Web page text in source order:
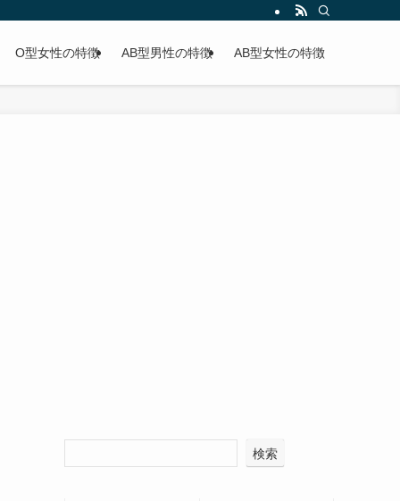
O型女性の特徴 AB型男性の特徴 AB型女性の特徴
検索